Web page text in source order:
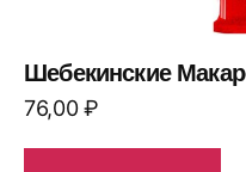
Шебекинские
76,00₽